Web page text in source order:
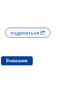
поделиться
Внимание